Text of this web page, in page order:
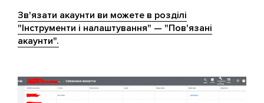
Зв'язати акаунти ви можете в розділі
"Інструменти і налаштування" — "Пов'язані
акаунти".